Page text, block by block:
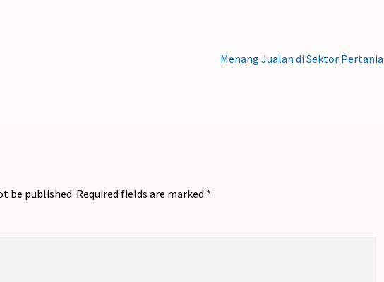
Next
Menang Jualan di Sektor
be published. Required fields are marked *